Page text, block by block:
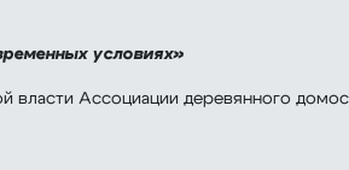
условиях»
власти Ассоциации деревянного